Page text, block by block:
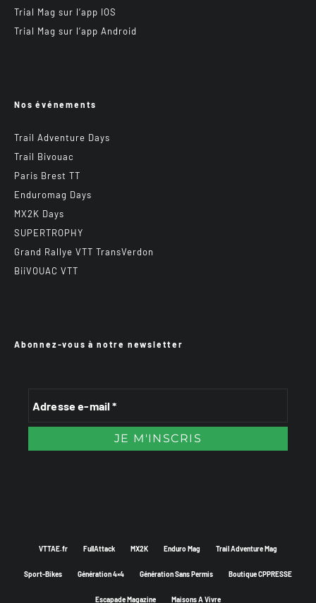
Trial Mag sur l’app IOS
Trial Mag sur l’app Android
Nos événements
Trail Adventure Days
Trail Bivouac
Paris Brest TT
Enduromag Days
MX2K Days
SUPERTROPHY
Grand Rallye VTT TransVerdon
BiiVOUAC VTT
Abonnez-vous à notre newsletter
VTTAE.fr FullAttack MX2K Enduro Mag Trail Adventure Mag
Sport-Bikes Génération 4×4 Génération Sans Permis Boutique CPPRESSE
Escapade Magazine Maisons A Vivre